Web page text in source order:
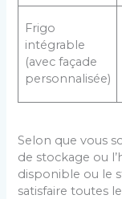
Frigo
intégrable
(avec façade
personnalisée)
Selon que vous
de stockage ou
disponible ou le
satisfaire toutes